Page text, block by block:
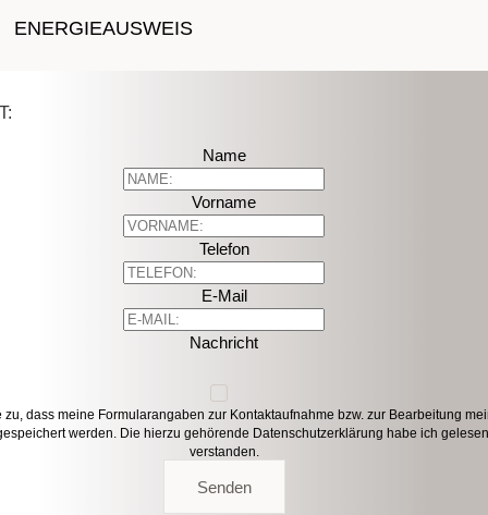
ENERGIEAUSWEIS
Name
Vorname
Telefon
E-Mail
Nachricht
zu, dass meine Formularangaben zur Kontaktaufnahme bzw. zur Bearbeitung
werden. Die hierzu gehörende Datenschutzerklärung habe ich
verstanden.
Senden